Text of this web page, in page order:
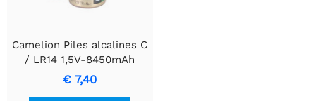
Camelion Piles alcalines C
/ LR14 1,5V-8450mAh
€ 7,40